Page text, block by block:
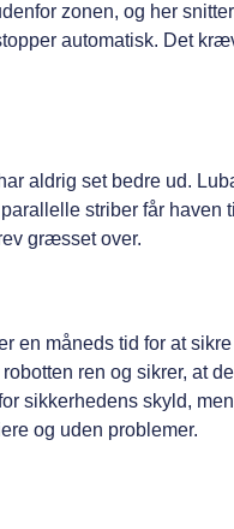
zonen, og her
automatisk. Det
aldrig set bedre ud.
striber får haven
græsset over.
en måneds tid for at
ren og sikrer, at
sikkerhedens skyld,
og uden problemer.